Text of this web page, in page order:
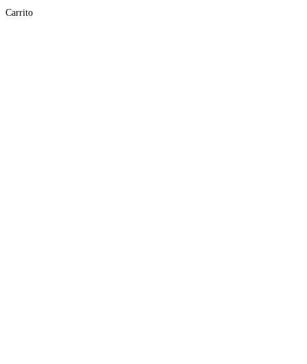
Carrito